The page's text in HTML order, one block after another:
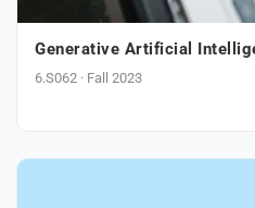
Generative Artificial
6.S062 · Fall 2023